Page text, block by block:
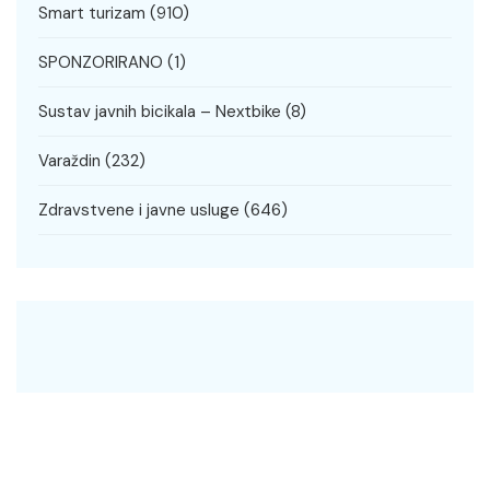
Smart turizam (910)
SPONZORIRANO (1)
Sustav javnih bicikala – Nextbike (8)
Varaždin (232)
Zdravstvene i javne usluge (646)